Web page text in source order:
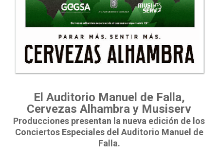
El Auditorio Manuel de Falla,
Cervezas Alhambra y Musiserv
Producciones presentan la nueva edición de los
Conciertos Especiales del Auditorio Manuel de
Falla.